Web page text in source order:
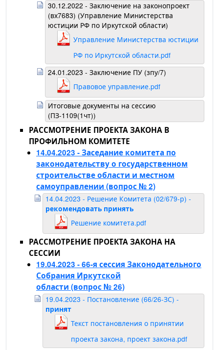
30.12.2022 - Заключение на законопроект
(вх7683) (Управление Министерства
юстиции РФ по Иркутской области)
Управление Министерства юстиции
РФ по Иркутской области.pdf
24.01.2023 - Заключение ПУ (зпу/7)
Правовое управление.pdf
Итоговые документы на сессию
(ПЗ-1109(1чт))
РАССМОТРЕНИЕ ПРОЕКТА ЗАКОНА В
ПРОФИЛЬНОМ КОМИТЕТЕ
14.04.2023 - Заседание комитета по
законодательству о государственном
строительстве области и местном
самоуправлении (вопрос № 2)
14.04.2023 - Решение Комитета (02/679-р) -
рекомендовать принять
Решение комитета.pdf
РАССМОТРЕНИЕ ПРОЕКТА ЗАКОНА НА
СЕССИИ
19.04.2023 - 66-я сессия Законодательного
Собрания Иркутской
области (вопрос № 26)
19.04.2023 - Постановление (66/26-ЗС) -
принят
Текст постановления о принятии
проекта закона, проект закона.pdf